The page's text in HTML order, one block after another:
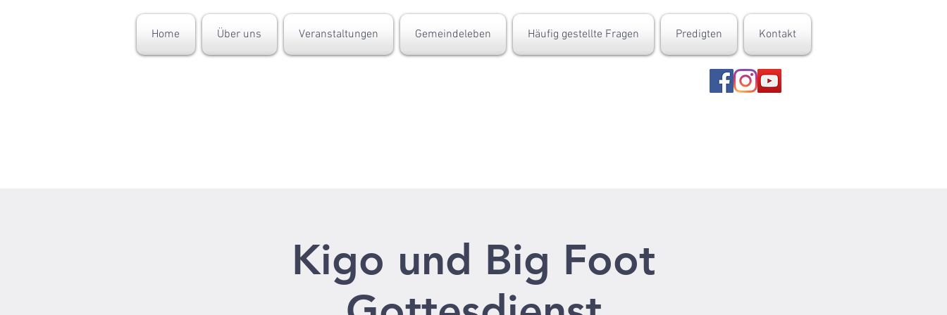
Home Über uns Veranstaltungen Gemeindeleben Häufig gestellte Fragen Predigten Kontakt
Kigo und Big Foot